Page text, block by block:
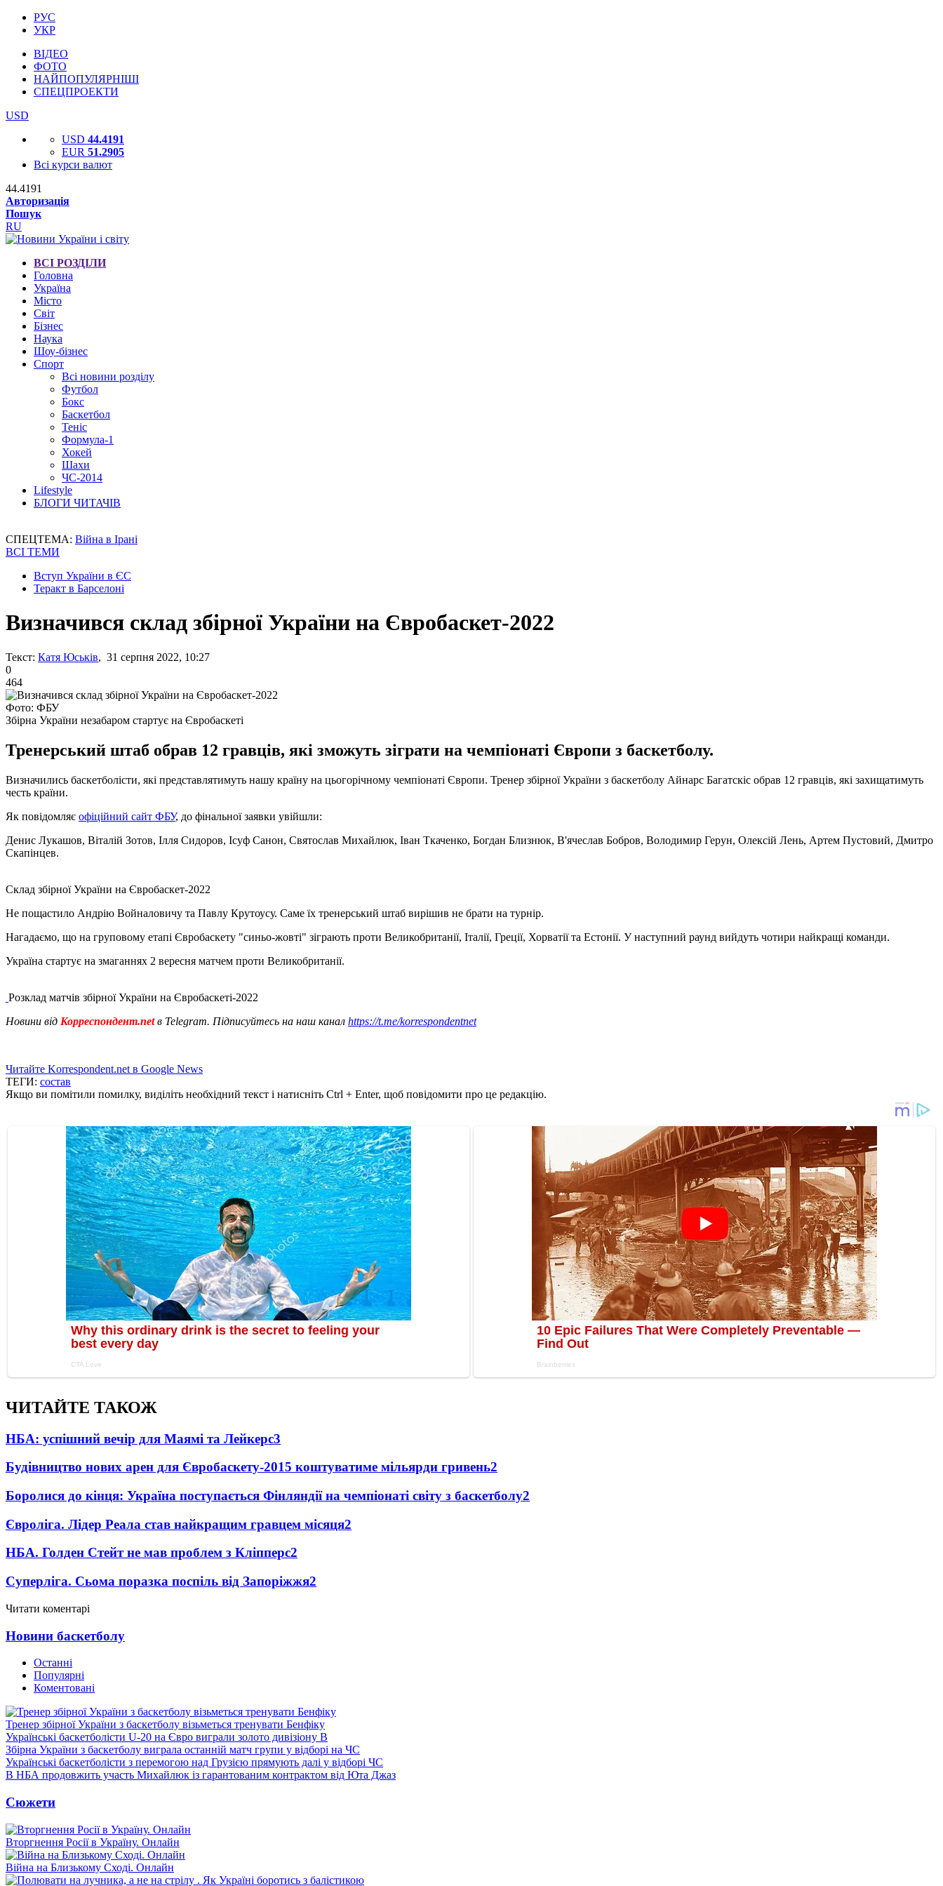
РУС
УКР
ВІДЕО
ФОТО
НАЙПОПУЛЯРНІШІ
СПЕЦПРОЕКТИ
USD
USD 44.4191
EUR 51.2905
Всі курси валют
44.4191
Авторизація
Пошук
RU
ВСІ РОЗДІЛИ
Головна
Україна
Місто
Світ
Бізнес
Наука
Шоу-бізнес
Спорт
Всі новини розділу
Футбол
Бокс
Баскетбол
Теніс
Формула-1
Хокей
Шахи
ЧС-2014
Lifestyle
БЛОГИ ЧИТАЧІВ
СПЕЦТЕМА: Війна в Ірані
ВСІ ТЕМИ
Вступ України в ЄС
Теракт в Барселоні
Визначився склад збірної України на Євробаскет-2022
Текст: Катя Юськів, 31 серпня 2022, 10:27
0
464
Фото: ФБУ
Збірна України незабаром стартує на Євробаскеті
Тренерський штаб обрав 12 гравців, які зможуть зіграти на чемпіонаті Європи з баскетболу.
Визначились баскетболісти, які представлятимуть нашу країну на цьогорічному чемпіонаті Європи. Тренер збірної України з баскетболу Айнарс Багатскіс обрав 12 гравців, які захищатимуть
честь країни.
Як повідомляє офіційний сайт ФБУ, до фінальної заявки увійшли:
Денис Лукашов, Віталій Зотов, Ілля Сидоров, Ісуф Санон, Святослав Михайлюк, Іван Ткаченко, Богдан Близнюк, В'ячеслав Бобров, Володимир Герун, Олексій Лень, Артем Пустовий, Дмитро
Скапінцев.
Склад збірної України на Євробаскет-2022
Не пощастило Андрію Войналовичу та Павлу Крутоусу. Саме їх тренерський штаб вирішив не брати на турнір.
Нагадаємо, що на груповому етапі Євробаскету "синьо-жовті" зіграють проти Великобританії, Італії, Греції, Хорватії та Естонії. У наступний раунд вийдуть чотири найкращі команди.
Україна стартує на змаганнях 2 вересня матчем проти Великобританії.
Розклад матчів збірної України на Євробаскеті-2022
Новини від Корреспондент.netв Telegram. Підписуйтесь на наш канал https://t.me/korrespondentnet
Читайте Korrespondent.net в Google News
ТЕГИ: состав
Якщо ви помітили помилку, виділіть необхідний текст і натисніть Ctrl + Enter, щоб повідомити про це редакцію.
ЧИТАЙТЕ ТАКОЖ
НБА: успішний вечір для Маямі та Лейкерс3
Будівництво нових арен для Євробаскету-2015 коштуватиме мільярди гривень2
Боролися до кінця: Україна поступається Фінляндії на чемпіонаті світу з баскетболу2
Євроліга. Лідер Реала став найкращим гравцем місяця2
НБА. Голден Стейт не мав проблем з Кліпперс2
Суперліга. Сьома поразка поспіль від Запоріжжя2
Читати коментарі
Новини баскетболу
Останні
Популярні
Коментовані
Тренер збірної України з баскетболу візьметься тренувати Бенфіку
Українські баскетболісти U-20 на Євро виграли золото дивізіону В
Збірна України з баскетболу виграла останній матч групи у відборі на ЧС
Українські баскетболісти з перемогою над Грузією прямують далі у відборі ЧС
В НБА продовжить участь Михайлюк із гарантованим контрактом від Юта Джаз
Сюжети
Вторгнення Росії в Україну. Онлайн
Війна на Близькому Сході. Онлайн